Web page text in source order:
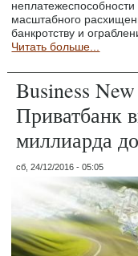
масштабного
банкротству и
Читать больше...
Business
Приватбанк
миллиарда
сб, 24/12/2016 - 05:05